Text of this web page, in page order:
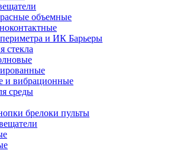
объемные
и ИК Барьеры
стекла
и вибрационные
среды
брелоки пульты